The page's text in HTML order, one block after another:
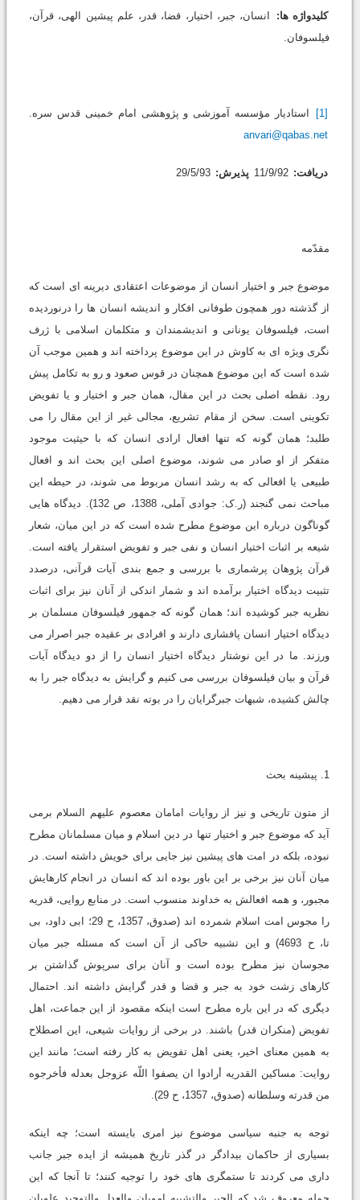
کلیدواژه ها:
انسان، جبر، اختیار، قضا، قدر، علم پیشین الهى، قرآن،
فیلسوفان.
[1]
استادیار مؤسسه آموزشى و پژوهشى امام خمینى قدس سره.
anvari@qabas.net
دریافت: پذیرش:
مقدّمه
موضوع جبر و اختیار انسان از موضوعات اعتقادى دیرینه اى است که
از گذشته دور همچون طوفانى افکار و اندیشه انسان ها را درنوردیده
است، فیلسوفان یونانى و اندیشمندان و متکلمان اسلامى با ژرف
نگرى ویژه اى به کاوش در این موضوع پرداخته اند و همین موجب آن
شده است که این موضوع همچنان در قوس صعود و رو به تکامل پیش
رود. نقطه اصلى بحث در این مقال، همان جبر و اختیار و یا تفویض
تکوینى است. سخن از مقام تشریع، مجالى غیر از این مقال را مى
طلبد؛ همان گونه که تنها افعال ارادى انسان که با حیثیت موجود
متفکر از او صادر مى شوند، موضوع اصلى این بحث اند و افعال
طبیعى یا افعالى که به رشد انسان مربوط مى شوند، در حیطه این
مباحث نمى گنجند (ر.ک: جوادى آملى، 1388، ص 132). دیدگاه هایى
گوناگون درباره این موضوع مطرح شده است که در این میان، شعار
شیعه بر اثبات اختیار انسان و نفى جبر و تفویض استقرار یافته است.
قرآن پژوهان پرشمارى با بررسى و جمع بندى آیات قرآنى، درصدد
تثبیت دیدگاه اختیار برآمده اند و شمار اندکى از آنان نیز براى اثبات
نظریه جبر کوشیده اند؛ همان گونه که جمهور فیلسوفان مسلمان بر
دیدگاه اختیار انسان پافشارى دارند و افرادى بر عقیده جبر اصرار مى
ورزند. ما در این نوشتار دیدگاه اختیار انسان را از دو دیدگاه آیات
قرآن و بیان فیلسوفان بررسى مى کنیم و گرایش به دیدگاه جبر را به
چالش کشیده، شبهات جبرگرایان را در بوته نقد قرار مى دهیم.
1. پیشینه بحث
از متون تاریخى و نیز از روایات امامان معصوم علیهم السلام برمى
آید که موضوع جبر و اختیار تنها در دین اسلام و میان مسلمانان مطرح
نبوده، بلکه در امت هاى پیشین نیز جایى براى خویش داشته است. در
میان آنان نیز برخى بر این باور بوده اند که انسان در انجام کارهایش
مجبور، و همه افعالش به خداوند منسوب است. در منابع روایى، قدریه
را مجوس امت اسلام شمرده اند (صدوق، 1357، ح 29؛ ابى داود، بى
تا، ح 4693) و این تشبیه حاکى از آن است که مسئله جبر میان
مجوسان نیز مطرح بوده است و آنان براى سرپوش گذاشتن بر
کارهاى زشت خود به جبر و قضا و قدر گرایش داشته اند. احتمال
دیگرى که در این باره مطرح است اینکه مقصود از این جماعت، اهل
تفویض (منکران قدر) باشند. در برخى از روایات شیعى، این اصطلاح
به همین معناى اخیر، یعنى اهل تفویض به کار رفته است؛ مانند این
روایت: مساکین القدریه أرادوا ان یصفوا اللّه عزوجل بعدله فأخرجوه
من قدرته وسلطانه (صدوق، 1357، ح 29).
توجه به جنبه سیاسى موضوع نیز امرى بایسته است؛ چه اینکه
بسیارى از حاکمان بیدادگر در گذر تاریخ همیشه از ایده جبر جانب
دارى مى کردند تا ستمگرى هاى خود را توجیه کنند؛ تا آنجا که این